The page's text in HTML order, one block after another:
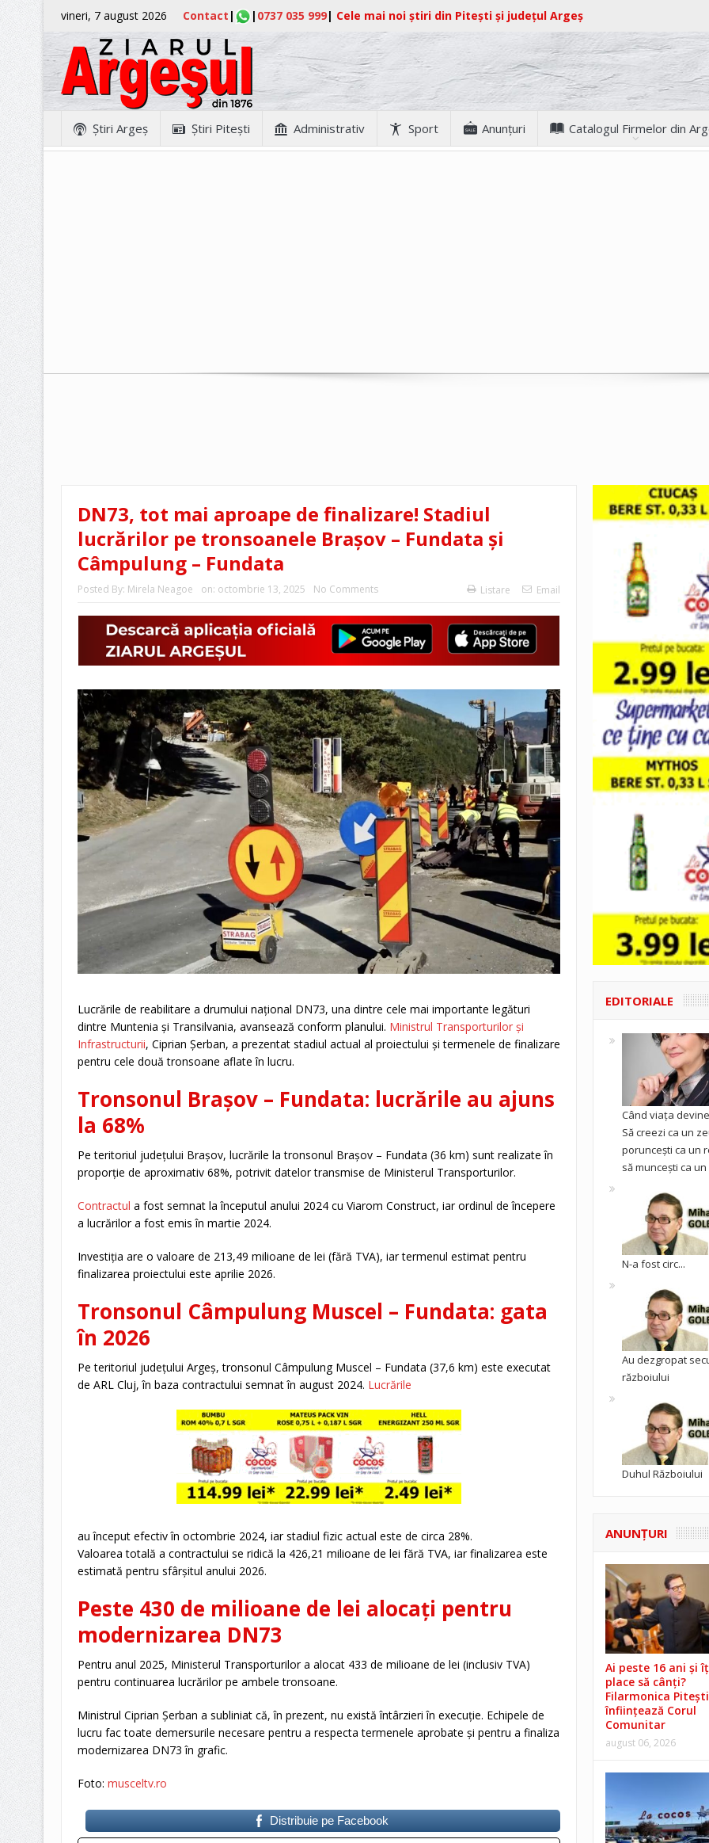
vineri, 7 august 2026 Contact | | 0737 035 999| Cele mai noi știri din Pitești și județul Argeș
Ştiri Argeş Ştiri Piteşti Administrativ Sport Anunţuri Catalogul Firmelor din
DN73, tot mai aproape de finalizare! Stadiul
lucrărilor pe tronsoanele Brașov – Fundata și
Câmpulung – Fundata
Posted By: Mirela Neagoe on: octombrie 13, 2025 No Comments Listare Email
Lucrările de reabilitare a drumului național DN73, una dintre cele mai importante legături
dintre Muntenia și Transilvania, avansează conform planului. Ministrul Transporturilor și
Infrastructurii, Ciprian Șerban, a prezentat stadiul actual al proiectului și termenele de finalizare
pentru cele două tronsoane aflate în lucru.
Tronsonul Brașov – Fundata: lucrările au ajuns
la 68%
Pe teritoriul județului Brașov, lucrările la tronsonul Brașov – Fundata (36 km) sunt realizate în
proporție de aproximativ 68%, potrivit datelor transmise de Ministerul Transporturilor.
Contractul a fost semnat la începutul anului 2024 cu Viarom Construct, iar ordinul de începere
a lucrărilor a fost emis în martie 2024.
Investiția are o valoare de 213,49 milioane de lei (fără TVA), iar termenul estimat pentru
finalizarea proiectului este aprilie 2026.
Tronsonul Câmpulung Muscel – Fundata: gata
în 2026
Pe teritoriul județului Argeș, tronsonul Câmpulung Muscel – Fundata (37,6 km) este executat
de ARL Cluj, în baza contractului semnat în august 2024. Lucrările
au început efectiv în octombrie 2024, iar stadiul fizic actual este de circa 28%.
Valoarea totală a contractului se ridică la 426,21 milioane de lei fără TVA, iar finalizarea este
estimată pentru sfârșitul anului 2026.
Peste 430 de milioane de lei alocați pentru
modernizarea DN73
Pentru anul 2025, Ministerul Transporturilor a alocat 433 de milioane de lei (inclusiv TVA)
pentru continuarea lucrărilor pe ambele tronsoane.
Ministrul Ciprian Șerban a subliniat că, în prezent, nu există întârzieri în execuție. Echipele de
lucru fac toate demersurile necesare pentru a respecta termenele aprobate și pentru a finaliza
modernizarea DN73 în grafic.
Foto: musceltv.ro
Distribuie pe Facebook
EDITORIALE
Când viața
Să creezi ca un
poruncești ca un
să muncești ca un
N-a fost circ...
Au dezgropat
războiului
Duhul Războiului
ANUNŢURI
Ai peste 16 ani și
place să cânți?
Filarmonica Pitești
înființează Corul
Comunitar
august 06, 2026